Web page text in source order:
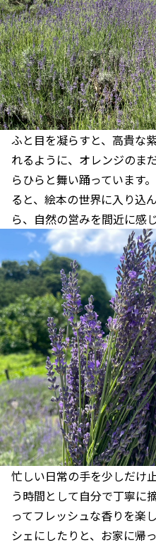
ふと目を凝らすと、高貴な
れるように、オレンジのま
らひらと舞い踊っています
ると、絵本の世界に入り込
ら、自然の営みを間近に感
忙しい日常の手を少しだけ
う時間として自分で丁寧に
ってフレッシュな香りを楽
シェにしたりと、お家に帰